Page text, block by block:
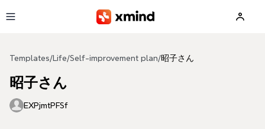
Templates/ Life/Self-improvement plan/昭子さん
昭子さん
EXPjmtPFSf